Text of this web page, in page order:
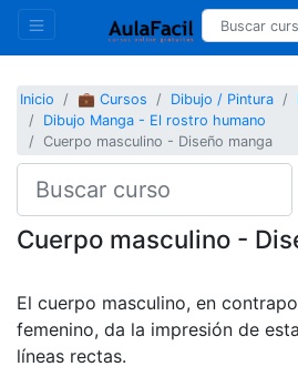
Inicio 💼 Cursos Dibujo / Pintura
Dibujo Manga - El rostro humano
Cuerpo masculino - Diseño manga
Cuerpo masculino -
El cuerpo masculino, en
femenino, da la impresión de
líneas rectas.